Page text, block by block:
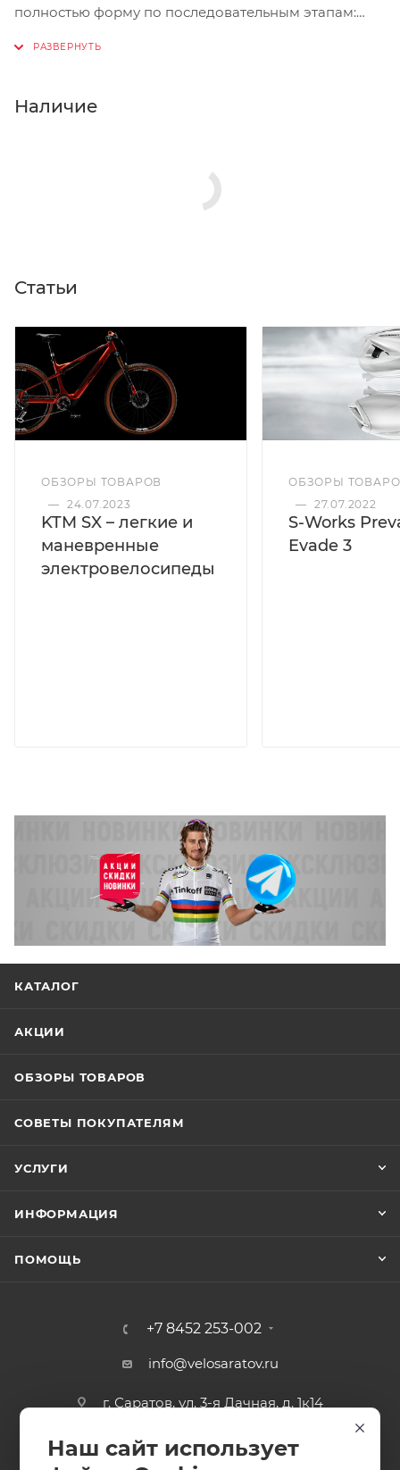
полностью форму по последовательным этапам:
Нажмите кнопку «Оформить заказ».
Наличие
Статьи
ОБЗОРЫ ТОВАРОВ
— 24.07.2023
KTM SX – легкие и
маневренные
электровелосипеды
ОБЗОРЫ
— 27.07.2022
S-Works
Evade 3
КАТАЛОГ
АКЦИИ
ОБЗОРЫ ТОВАРОВ
СОВЕТЫ ПОКУПАТЕЛЯМ
УСЛУГИ
ИНФОРМАЦИЯ
ПОМОЩЬ
+7 8452 253-002
info@velosaratov.ru
г. Саратов, ул. 3-я Дачная, д. 1к14
Наш сайт использует